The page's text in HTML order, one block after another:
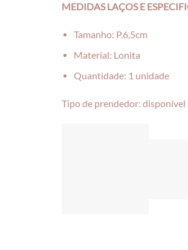
MEDIDAS LAÇOS E
Tamanho: P.6,5cm
Material: Lonita
Quantidade: 1 unidade
Tipo de prendedor: disponível